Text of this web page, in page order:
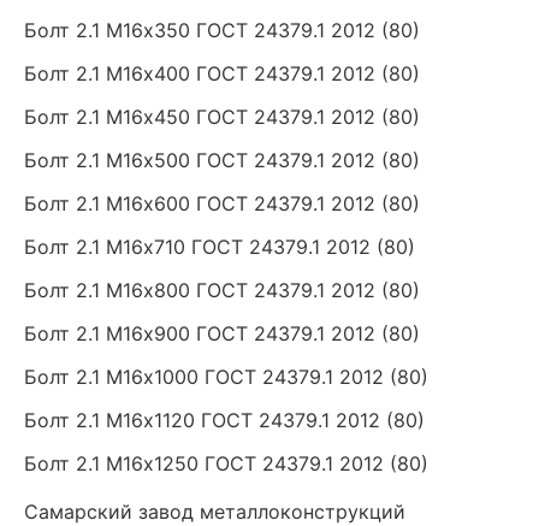
Болт 2.1 М16х350 ГОСТ 24379.1 2012 (80)
Болт 2.1 М16х400 ГОСТ 24379.1 2012 (80)
Болт 2.1 М16х450 ГОСТ 24379.1 2012 (80)
Болт 2.1 М16х500 ГОСТ 24379.1 2012 (80)
Болт 2.1 М16х600 ГОСТ 24379.1 2012 (80)
Болт 2.1 М16х710 ГОСТ 24379.1 2012 (80)
Болт 2.1 М16х800 ГОСТ 24379.1 2012 (80)
Болт 2.1 М16х900 ГОСТ 24379.1 2012 (80)
Болт 2.1 М16х1000 ГОСТ 24379.1 2012 (80)
Болт 2.1 М16х1120 ГОСТ 24379.1 2012 (80)
Болт 2.1 М16х1250 ГОСТ 24379.1 2012 (80)
Самарский завод металлоконструкций